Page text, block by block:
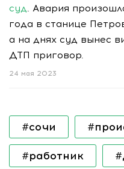
суд. Авария
года в станице
а на днях суд вынес
ДТП приговор.
24 мая 2023
#сочи
#работник